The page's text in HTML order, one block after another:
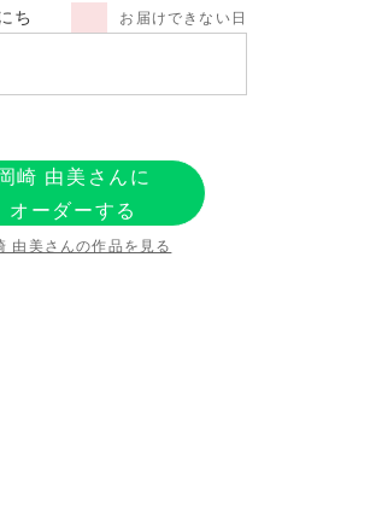
ち お届けできない日
岡崎 由美さんに
オーダーする
由美さんの作品を見る